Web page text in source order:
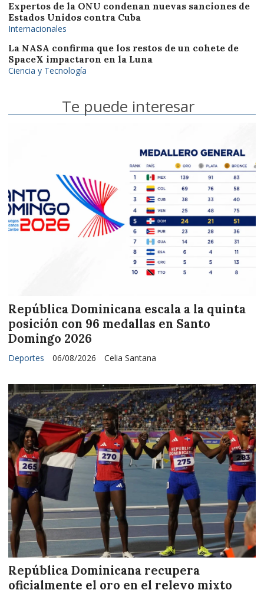
Expertos de la ONU condenan nuevas sanciones de
Estados Unidos contra Cuba
Internacionales
La NASA confirma que los restos de un cohete de
SpaceX impactaron en la Luna
Ciencia y Tecnología
Te puede interesar
República Dominicana escala a la quinta
posición con 96 medallas en Santo
Domingo 2026
Celia Santana
Deportes 06/08/2026
República Dominicana recupera
oficialmente el oro en el relevo mixto